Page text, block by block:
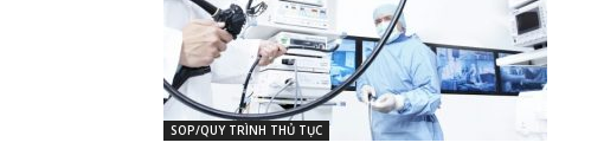
SOP/QUY TRÌNH THỦ TỤC